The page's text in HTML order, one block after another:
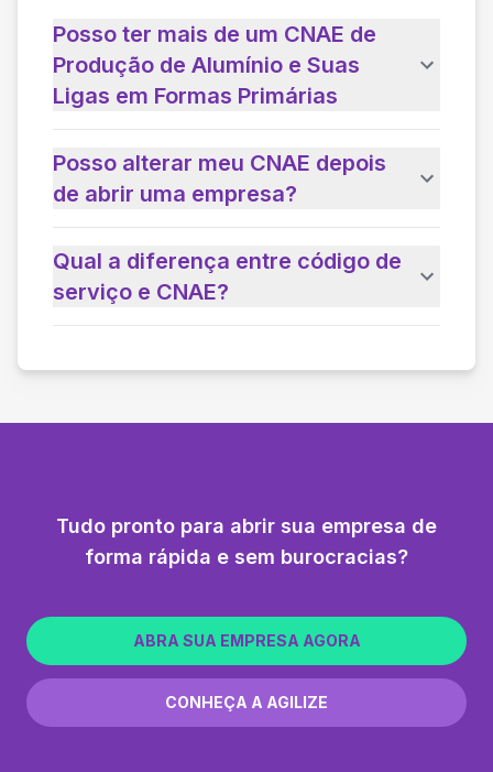
Posso ter mais de um CNAE de
Produção de Alumínio e Suas
Ligas em Formas Primárias
Posso alterar meu CNAE depois
de abrir uma empresa?
Qual a diferença entre código de
serviço e CNAE?
Tudo pronto para abrir sua empresa de
forma rápida e sem burocracias?
ABRA SUA EMPRESA AGORA
CONHEÇA A AGILIZE